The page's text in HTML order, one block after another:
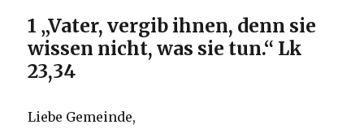
1 „Vater, vergib ihnen, denn sie
wissen nicht, was sie tun.“ Lk
23,34
Liebe Gemeinde,